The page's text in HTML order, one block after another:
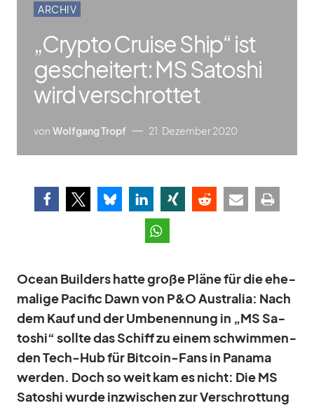
ARCHIV
„Crypto Cruise Ship“ ist
gescheitert: MS Satoshi
wird verschrottet
von Wolfgang Tropf 21. Dezember 2020
Ocean Buil­ders hatte große Pläne für die ehe­
ma­lige Pa­ci­fic Dawn von P&O Aus­tra­lia: Nach
dem Kauf und der Um­be­nen­nung in „MS Sa­
to­shi“ sollte das Schiff zu ei­nem schwim­men­
den Tech-Hub für Bit­coin-Fans in Pa­nama
wer­den. Doch so weit kam es nicht: Die MS
Sa­to­shi wurde in­zwi­schen zur Ver­schrot­tung